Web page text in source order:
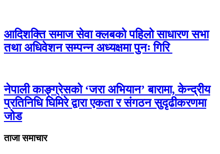
आदिशक्ति समाज सेवा क्लबको पहिलो साधारण सभा
तथा अधिवेशन सम्पन्न अध्यक्षमा पुनः गिरि
नेपाली काङ्ग्रेसको ‘जरा अभियान’ बारामा, केन्द्रीय
प्रतिनिधि घिमिरे द्वारा एकता र संगठन सुदृढीकरणमा
जोड
ताजा समाचार